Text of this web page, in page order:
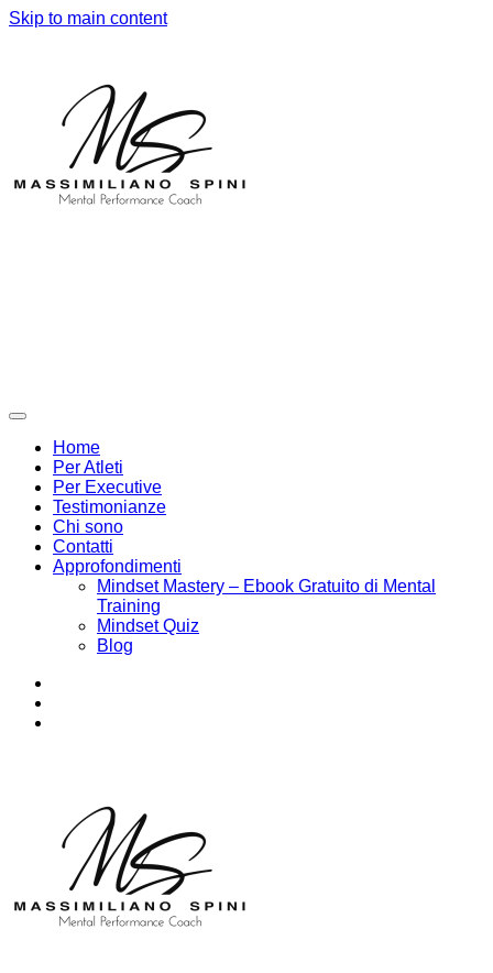
Skip to main content
Home
Per Atleti
Per Executive
Testimonianze
Chi sono
Contatti
Approfondimenti
Mindset Mastery – Ebook Gratuito di Mental
Training
Mindset Quiz
Blog